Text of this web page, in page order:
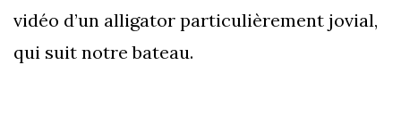
vidéo d’un alligator particulièrement jovial,
qui suit notre bateau.